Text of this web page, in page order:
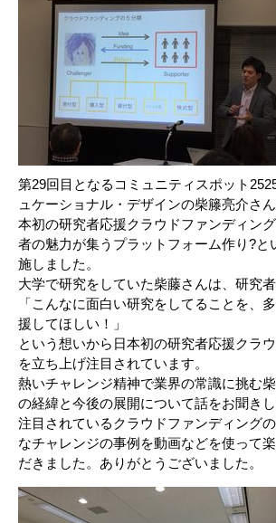
第29回目となるコミュニティスポット
ュケーショナル・デザインの柴籐亮介さ
本初の研究者応援クラウドファンディン
者の魅力が集うプラットフォーム作り?と
施しました。
大学で研究をしていた柴藤さんは、研究
「こんなに面白い研究をしてることを、
援してほしい！」
という想いから日本初の研究者応援クラ
を立ち上げ注目されています。
熱いチャレンジ精神で業界の常識に挑む
の経緯と今後の展開について話をお聞きし
注目されているクラウドファンディング
なチャレンジの事例を動画などを使って
だきました。ありがとうございました。